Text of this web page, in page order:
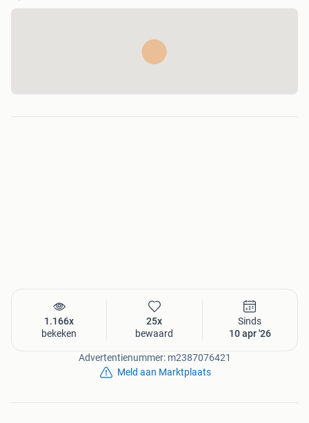
1.166x
bekeken
25x
bewaard
Sinds
10 apr '26
Advertentienummer: m2387076421
Meld aan Marktplaats